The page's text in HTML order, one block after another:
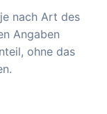
nach Art des
Angaben
ohne das